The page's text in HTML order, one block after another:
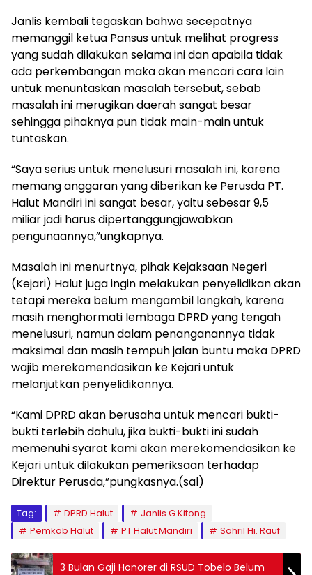
Janlis kembali tegaskan bahwa secepatnya
memanggil ketua Pansus untuk melihat progress
yang sudah dilakukan selama ini dan apabila tidak
ada perkembangan maka akan mencari cara lain
untuk menuntaskan masalah tersebut, sebab
masalah ini merugikan daerah sangat besar
sehingga pihaknya pun tidak main-main untuk
tuntaskan.
“Saya serius untuk menelusuri masalah ini, karena
memang anggaran yang diberikan ke Perusda PT.
Halut Mandiri ini sangat besar, yaitu sebesar 9,5
miliar jadi harus dipertanggungjawabkan
pengunaannya,”ungkapnya.
Masalah ini menurtnya, pihak Kejaksaan Negeri
(Kejari) Halut juga ingin melakukan penyelidikan akan
tetapi mereka belum mengambil langkah, karena
masih menghormati lembaga DPRD yang tengah
menelusuri, namun dalam penanganannya tidak
maksimal dan masih tempuh jalan buntu maka DPRD
wajib merekomendasikan ke Kejari untuk
melanjutkan penyelidikannya.
“Kami DPRD akan berusaha untuk mencari bukti-
bukti terlebih dahulu, jika bukti-bukti ini sudah
memenuhi syarat kami akan merekomendasikan ke
Kejari untuk dilakukan pemeriksaan terhadap
Direktur Perusda,”pungkasnya.(sal)
Tag: DPRD Halut
Janlis G Kitong
Pemkab Halut
PT Halut Mandiri Sahril Hi. Rauf
3 Bulan Gaji Honorer di RSUD Tobelo Belum